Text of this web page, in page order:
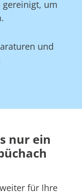
gereinigt, um
und
nur ein
für Ihre